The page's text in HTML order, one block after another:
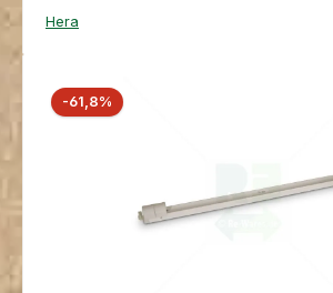
Hera
Bildergalerie überspringen
-61,8% Rabatt